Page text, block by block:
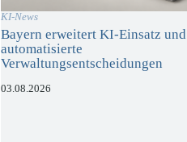
KI-News
Bayern erweitert KI-Einsatz und
automatisierte
Verwaltungsentscheidungen
03.08.2026